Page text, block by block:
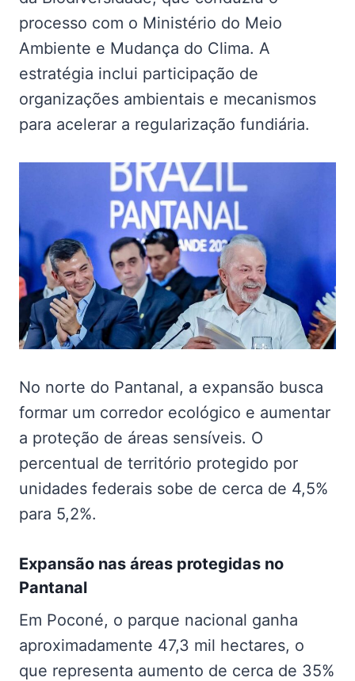
processo com o Ministério do Meio
Ambiente e Mudança do Clima. A
estratégia inclui participação de
organizações ambientais e mecanismos
para acelerar a regularização fundiária.
No norte do Pantanal, a expansão busca
formar um corredor ecológico e aumentar
a proteção de áreas sensíveis. O
percentual de território protegido por
unidades federais sobe de cerca de 4,5%
para 5,2%.
Expansão nas áreas protegidas no
Pantanal
Em Poconé, o parque nacional ganha
aproximadamente 47,3 mil hectares, o
que representa aumento de cerca de 35%